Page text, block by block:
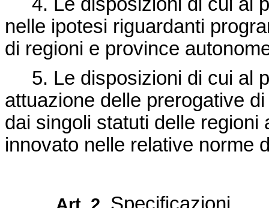
nelle ipotesi riguardanti
di regioni e province
5. Le disposizioni di cui al
attuazione delle prerogative
dai singoli statuti delle
innovato nelle relative norme